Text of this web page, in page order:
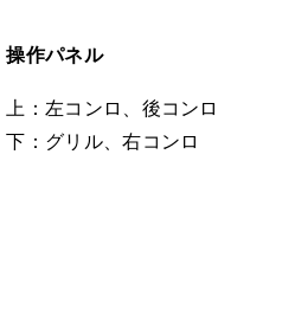
操作パネル
上：左コンロ、後コンロ
下：グリル、右コンロ